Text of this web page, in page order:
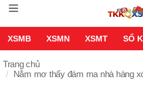
XSMB XSMN XSMT SỔ
Trang chủ
Nằm mơ thấy đám ma nhà hàng